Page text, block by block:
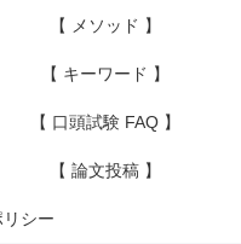
【 メソッド 】
【 キーワード 】
【 口頭試験 FAQ 】
【 論文投稿 】
シー